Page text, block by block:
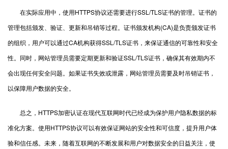
在实际应用中，使用HTTPS协议还需要进行SSL/TLS证书的管理。证书的
管理包括颁发、验证、更新和吊销等过程。证书颁发机构(CA)是负责颁发证书
的组织，用户可以通过CA机构获得SSL/TLS证书，来保证通信的可靠性和安全
性。同时，网站管理员需要定期更新和验证SSL/TLS证书，确保其有效期内不
会出现任何安全问题。如果证书失效或泄露，网站管理员需要及时吊销证书，
以保障用户数据的安全。
总之，HTTPS加密认证在现代互联网时代已经成为保护用户隐私数据的标
准化方案。使用HTTPS协议可以有效保证网站的安全性和可信度，提升用户体
验和信任感。未来，随着互联网的不断发展和用户对数据安全的日益关注，使